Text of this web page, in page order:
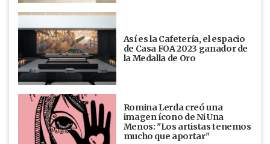
Así es la Cafetería, el espacio
de Casa FOA 2023 ganador de
la Medalla de Oro
Romina Lerda creó una
imagen ícono de Ni Una
Menos: "Los artistas tenemos
mucho que aportar"